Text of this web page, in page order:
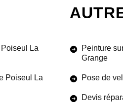
La
Poiseul La
Peinture
Grange
Pose de
Devis